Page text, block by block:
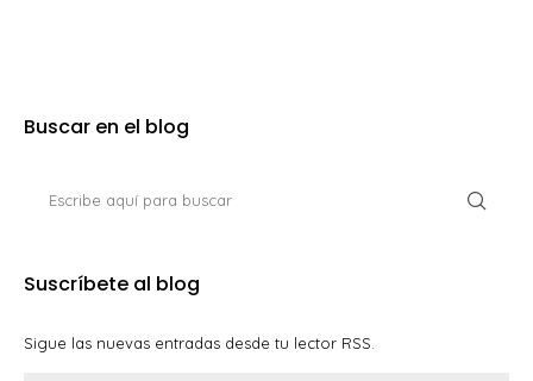
Buscar en el blog
Suscríbete al blog
Sigue las nuevas entradas desde tu lector RSS.